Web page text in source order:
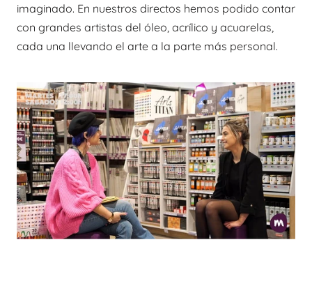
imaginado. En nuestros directos hemos podido contar
con grandes artistas del óleo, acrílico y acuarelas,
cada una llevando el arte a la parte más personal.